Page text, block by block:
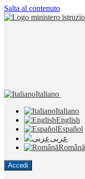
Salta al contenuto
Italiano
Italiano
English
Español
عربى
Română
Accedi